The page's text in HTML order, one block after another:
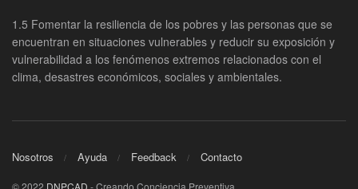
1.5 Fomentar la resiliencia de los pobres y las personas que se
encuentran en situaciones vulnerables y reducir su exposición y
vulnerabilidad a los fenómenos extremos relacionados con el
clima, desastres económicos, sociales y ambientales.
Nosotros Ayuda Feedback Contacto